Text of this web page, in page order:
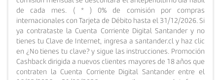
de cada mes. ( * ) 0% de comisión por compras
internacionales con Tarjeta de Débito hasta el 31/12/2026. Si
ya contrataste la Cuenta Corriente Digital Santander y no
tienes tu Clave de Internet, ingresa a santander.cl y haz clic
en ¿No tienes tu clave? y sigue las instrucciones. Promoción
Cashback dirigida a nuevos clientes mayores de 18 años que
contraten la Cuenta Corriente Digital Santander entre el